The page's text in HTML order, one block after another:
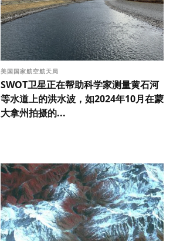
美国国家航空航天局
SWOT卫星正在帮助科学家测量黄石河
等水道上的洪水波，如2024年10月在蒙
大拿州拍摄的...